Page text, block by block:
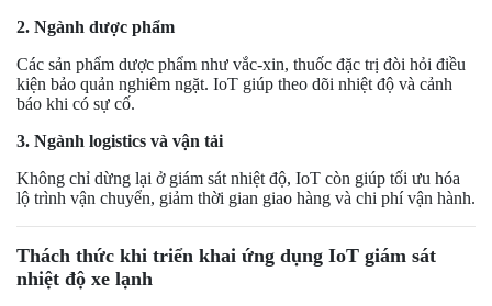
2. Ngành dược phẩm
Các sản phẩm dược phẩm như vắc-xin, thuốc đặc trị đòi hỏi điều
kiện bảo quản nghiêm ngặt. IoT giúp theo dõi nhiệt độ và cảnh
báo khi có sự cố.
3. Ngành logistics và vận tải
Không chỉ dừng lại ở giám sát nhiệt độ, IoT còn giúp tối ưu hóa
lộ trình vận chuyển, giảm thời gian giao hàng và chi phí vận hành.
Thách thức khi triển khai ứng dụng IoT giám sát
nhiệt độ xe lạnh